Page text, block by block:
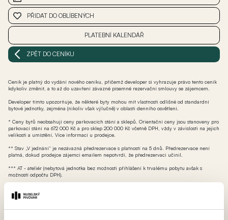
PŘIDAT DO OBLÍBENÝCH
PLATEBNÍ KALENDÁŘ
ZPĚT DO CENÍKU
Ceník je platný do vydání nového ceníku, přičemž developer si vyhrazuje právo tento ceník
kdykoliv změnit, a to až do uzavření závazné písemné rezervační smlouvy se zájemcem.
Developer tímto upozorňuje, že některé byty mohou mít vlastnosti odlišné od standardní
bytové jednotky, zejména (nikoliv však výlučně) v oblasti denního osvětlení.
* Ceny bytů neobsahují ceny parkovacích stání a sklepů. Orientační ceny jsou stanoveny pro
parkovací stání na 672 000 Kč a pro sklep 200 000 Kč včetně DPH, vždy v závislosti na jejich
velikosti a umístění. Více informací u prodejce.
** Stav „V jednání“ je nezávazná předrezervace s platností na 5 dnů. Předrezervace není
platná, dokud prodejce zájemci emailem nepotvrdí, že předrezervaci učinil.
*** AT - ateliér (nebytová jednotka bez možnosti přihlášení k trvalému pobytu avšak s
možností odpočtu DPH).